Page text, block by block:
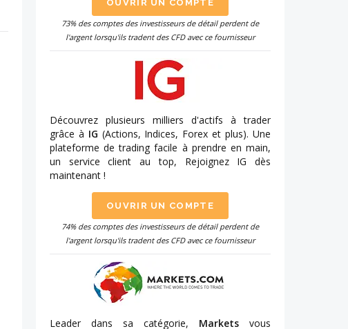
OUVRIR UN COMPTE
73% des comptes des investisseurs de détail perdent de
l'argent lorsqu'ils tradent des CFD avec ce fournisseur
Découvrez plusieurs milliers d'actifs à trader
grâce à IG (Actions, Indices, Forex et plus). Une
plateforme de trading facile à prendre en main,
un service client au top, Rejoignez IG dès
maintenant !
OUVRIR UN COMPTE
74% des comptes des investisseurs de détail perdent de
l'argent lorsqu'ils tradent des CFD avec ce fournisseur
Leader dans sa catégorie, Markets vous